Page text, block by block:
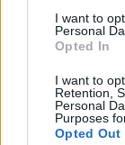
I want to
Personal
Opted In
I want to
Retention,
Personal
Purposes
Opted Out
vaizdas
Avarija